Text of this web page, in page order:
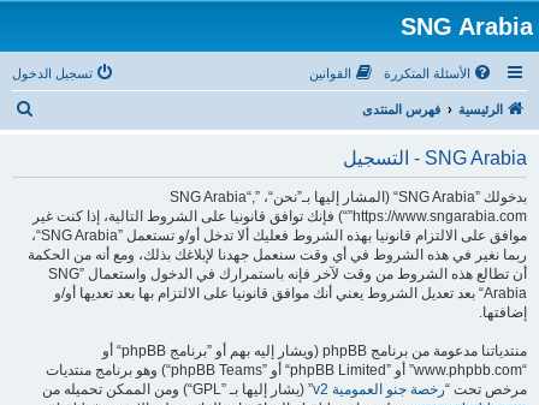
SNG Arabia
الأسئلة المتكررة القوانين تسجيل الدخول
الرئيسية فهرس المنتدى
SNG Arabia - التسجيل
بدخولك ”SNG Arabia“ (المشار إليها بـ”نحن“، ”SNG Arabia“,
”https://www.sngarabia.com“) فإنك توافق قانونيا على الشروط التالية، إذا كنت غير
موافق على الالتزام قانونيا بهذه الشروط فعليك ألا تدخل أو/و تستعمل ”SNG Arabia“،
ربما نغير في هذه الشروط في أي وقت سنعمل جهدنا لإبلاغك بذلك، ومع أنه من الحكمة
أن تطالع هذه الشروط من وقت لآخر فإنه باستمرارك في الدخول واستعمال ”SNG
Arabia“ بعد تعديل الشروط يعني أنك موافق قانونيا على الالتزام بها بعد تعديها أو/و
إضافتها.
منتدياتنا مدعومة من برنامج phpBB (ويشار إليه بهم أو ”برنامج phpBB“ أو
“www.phpbb.com” أو ”phpBB Limited“ أو ”phpBB Teams“) وهو برنامج منتديات
مرخص تحت “رخصة جنو العمومية v2
” (يشار إليها بـ ”GPL“) ومن الممكن تحميله من